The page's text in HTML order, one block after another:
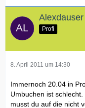
Alexdauser
Profi
8. April 2011 um 14:30
Immernoch 20.04 in
Umbuchen ist
musst du auf die nicht